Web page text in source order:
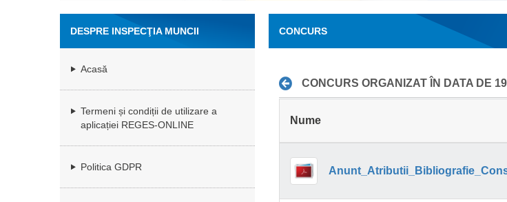
DESPRE INSPECŢIA MUNCII
Acasă
Termeni și condiții de utilizare a
aplicației REGES-ONLINE
Politica GDPR
CONCURS
CONCURS ORGANIZAT ÎN DATA DE
Nume